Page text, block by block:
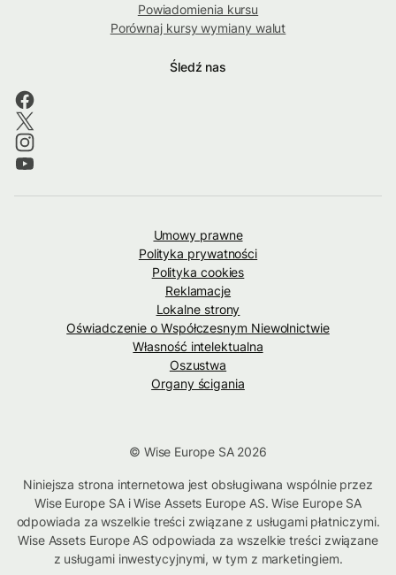
Powiadomienia kursu
Porównaj kursy wymiany walut
Śledź nas
Umowy prawne
Polityka prywatności
Polityka cookies
Reklamacje
Lokalne strony
Oświadczenie o Współczesnym Niewolnictwie
Własność intelektualna
Oszustwa
Organy ścigania
© Wise Europe SA 2026
Niniejsza strona internetowa jest obsługiwana wspólnie przez
Wise Europe SA i Wise Assets Europe AS. Wise Europe SA
odpowiada za wszelkie treści związane z usługami płatniczymi.
Wise Assets Europe AS odpowiada za wszelkie treści związane
z usługami inwestycyjnymi, w tym z marketingiem.